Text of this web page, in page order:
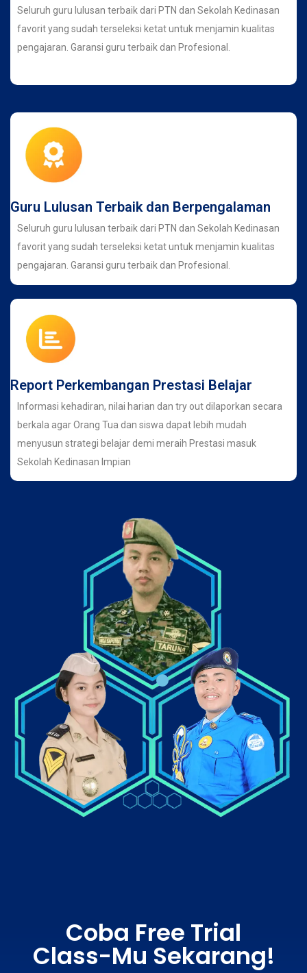
Seluruh guru lulusan terbaik dari PTN dan Sekolah Kedinasan
favorit yang sudah terseleksi ketat untuk menjamin kualitas
pengajaran. Garansi guru terbaik dan Profesional.
Guru Lulusan Terbaik dan Berpengalaman
Seluruh guru lulusan terbaik dari PTN dan Sekolah Kedinasan
favorit yang sudah terseleksi ketat untuk menjamin kualitas
pengajaran. Garansi guru terbaik dan Profesional.
Report Perkembangan Prestasi Belajar
Informasi kehadiran, nilai harian dan try out dilaporkan secara
berkala agar Orang Tua dan siswa dapat lebih mudah
menyusun strategi belajar demi meraih Prestasi masuk
Sekolah Kedinasan Impian
Coba Free Trial
Class-Mu Sekarang!